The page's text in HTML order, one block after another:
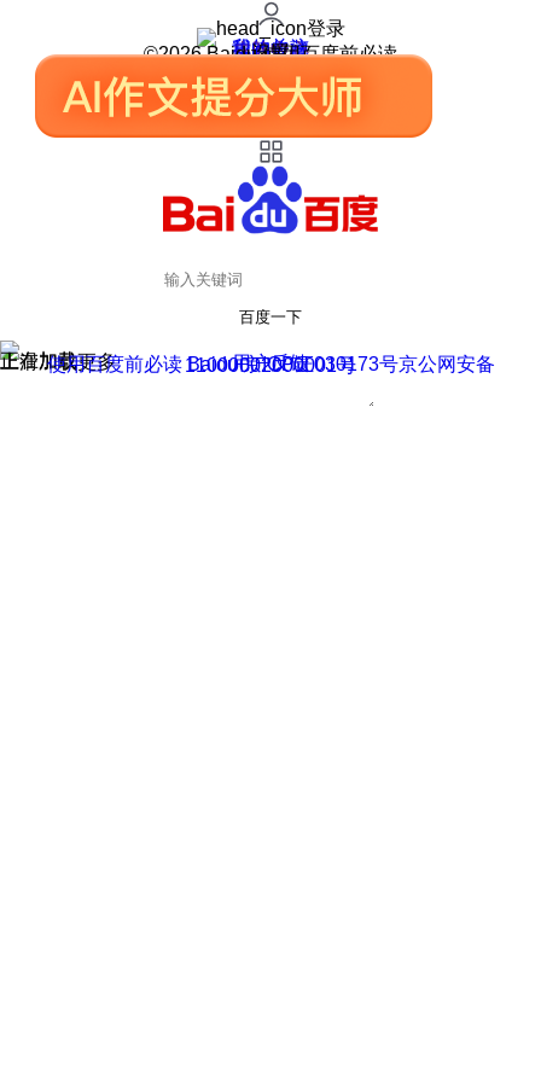
登录
我的关注
我的收藏
皮肤中心
用户反馈
设置
©2026 Baidu 使用百度前必读
百度一下
正在加载
上滑加载更多 用户反馈
使用百度前必读 Baidu 京ICP证030173号
京公网安备11000002000001号